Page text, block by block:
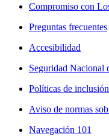
Compromiso con
Preguntas frecuentes
Accesibilidad
Seguridad Nacional
Políticas de
Aviso de normas
Navegación 101